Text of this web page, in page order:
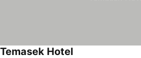
Temasek Hotel